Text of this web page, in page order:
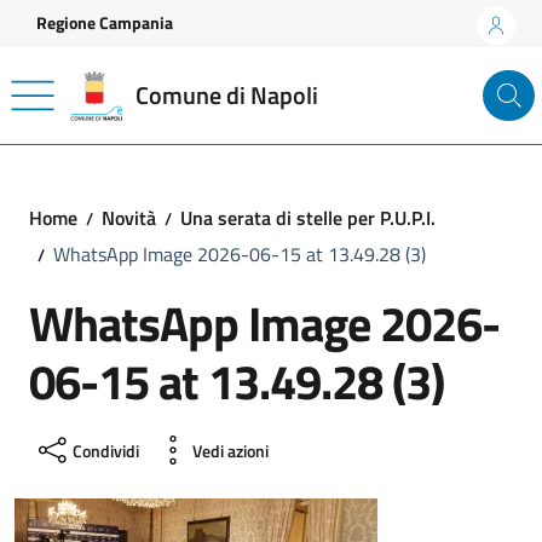
Vai ai contenuti
Vai al footer
Regione Campania
Comune di Napoli
Home Novità
Una serata di stelle per P.U.P.I.
WhatsApp Image 2026-06-15 at 13.49.28 (3)
WhatsApp Image 2026-
06-15 at 13.49.28 (3)
Condividi Vedi azioni